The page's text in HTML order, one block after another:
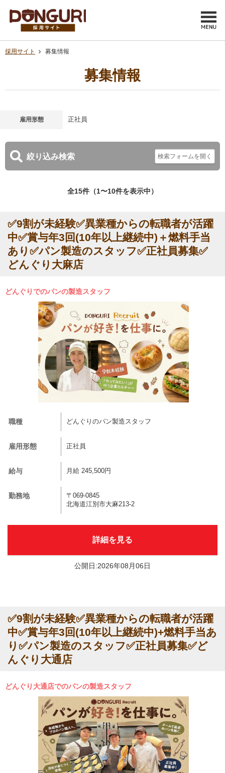
採用サイト 募集情報
募集情報
雇用形態 正社員
絞り込み検索
全15件（1〜10件を表示中）
✅9割が未経験✅異業種からの転職者が活躍
中✅賞与年3回(10年以上継続中)＋燃料手当
あり✅パン製造のスタッフ✅正社員募集✅
どんぐり大麻店
どんぐりでのパンの製造スタッフ
職種 どんぐりのパン製造スタッフ
雇用形態 正社員
給与 月給 245,500円
勤務地
〒069-0845
北海道江別市大麻213-2
詳細を見る
公開日:2026年08月06日
✅9割が未経験✅異業種からの転職者が活躍
中✅賞与年3回(10年以上継続中)+燃料手当あ
り✅パン製造のスタッフ✅正社員募集✅ど
んぐり大通店
どんぐり大通店でのパンの製造スタッフ